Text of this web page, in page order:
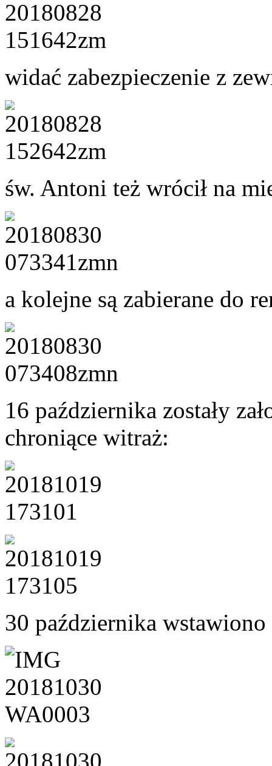
widać zabezpieczenie z
św. Antoni też wrócił na
a kolejne są zabierane do
16 października zostały
chroniące witraż:
30 października